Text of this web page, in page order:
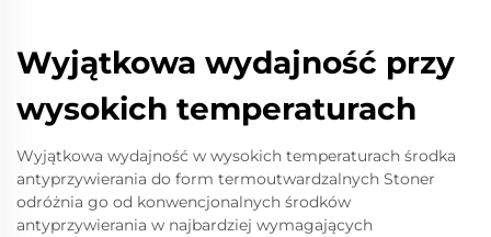
Wyjątkowa wydajność przy
wysokich temperaturach
Wyjątkowa wydajność w wysokich temperaturach środka
antyprzywierania do form termoutwardzalnych Stoner
odróżnia go od konwencjonalnych środków
antyprzywierania w najbardziej wymagających